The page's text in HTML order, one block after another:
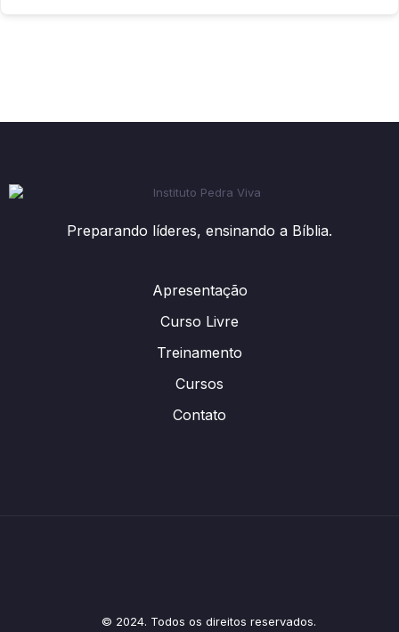
Preparando líderes, ensinando a Bíblia.
Apresentação
Curso Livre
Treinamento
Cursos
Contato
© 2024. Todos os direitos reservados.